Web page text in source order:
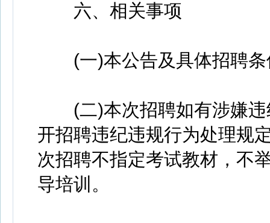
六、相关事项
(一)本公告及具体招聘条
(二)本次招聘如有涉嫌违
开招聘违纪违规行为处理规
次招聘不指定考试教材，不
导培训。